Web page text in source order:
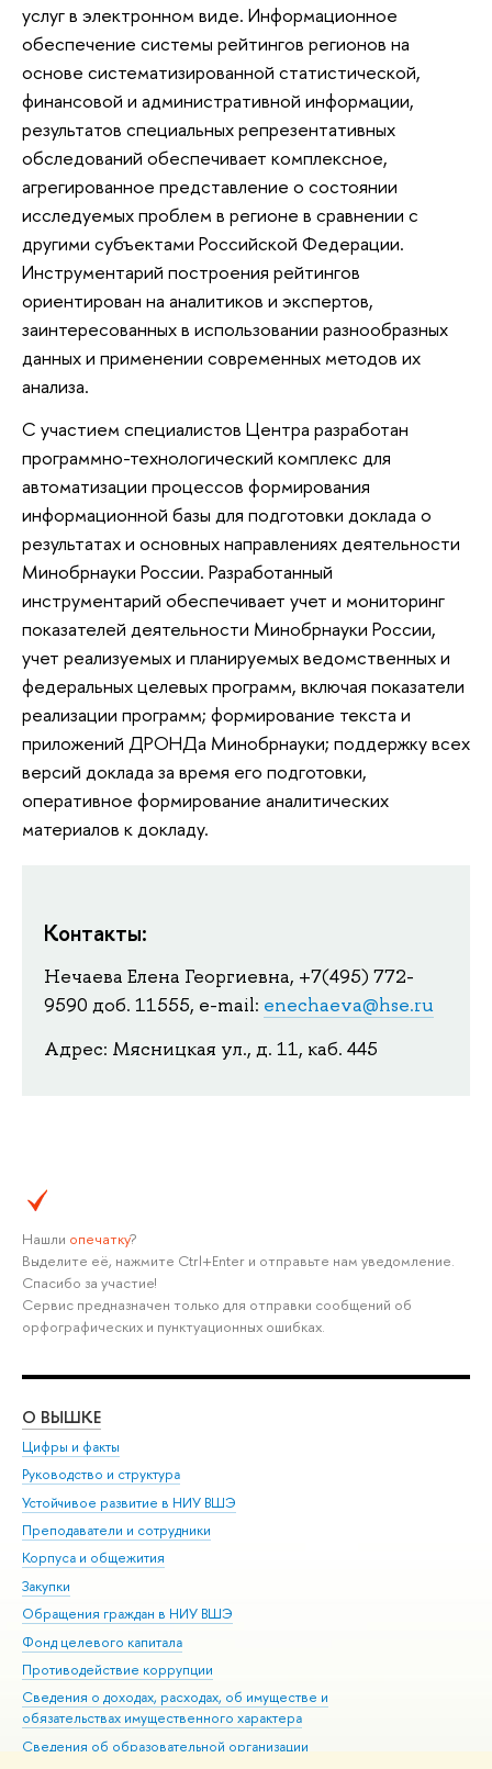
услуг в электронном виде. Информационное
обеспечение системы рейтингов регионов на
основе систематизированной статистической,
финансовой и административной информации,
результатов специальных репрезентативных
обследований обеспечивает комплексное,
агрегированное представление о состоянии
исследуемых проблем в регионе в сравнении с
другими субъектами Российской Федерации.
Инструментарий построения рейтингов
ориентирован на аналитиков и экспертов,
заинтересованных в использовании разнообразных
данных и применении современных методов их
анализа.
С участием специалистов Центра разработан
программно-технологический комплекс для
автоматизации процессов формирования
информационной базы для подготовки доклада о
результатах и основных направлениях деятельности
Минобрнауки России. Разработанный
инструментарий обеспечивает учет и мониторинг
показателей деятельности Минобрнауки России,
учет реализуемых и планируемых ведомственных и
федеральных целевых программ, включая показатели
реализации программ; формирование текста и
приложений ДРОНДа Минобрнауки; поддержку всех
версий доклада за время его подготовки,
оперативное формирование аналитических
материалов к докладу.
Контакты:
Нечаева Елена Георгиевна, +7(495) 772-
9590 доб. 11555, e-mail: enechaeva@hse.ru
Адрес: Мясницкая ул., д. 11, каб. 445
Нашли опечатку?
Выделите её, нажмите Ctrl+Enter и отправьте нам уведомление.
Спасибо за участие!
Сервис предназначен только для отправки сообщений об
орфографических и пунктуационных ошибках.
О ВЫШКЕ
Цифры и факты
Руководство и структура
Устойчивое развитие в НИУ ВШЭ
Преподаватели и сотрудники
Корпуса и общежития
Закупки
Обращения граждан в НИУ ВШЭ
Фонд целевого капитала
Противодействие коррупции
Сведения о доходах, расходах, об имуществе и
обязательствах имущественного характера
Сведения об образовательной организации